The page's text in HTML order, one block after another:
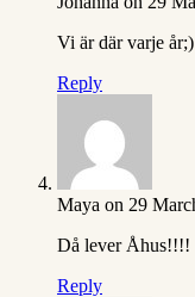
Vi är där varje år;)
Reply
Maya on 29
Då lever Åhus!!!!
Reply